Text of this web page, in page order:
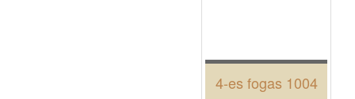
4-es fogas 1004